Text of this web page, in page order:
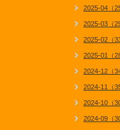
2025-04（25
2025-03（29
2025-02（33
2025-01（28
2024-12（34
2024-11（35
2024-10（30
2024-09（30